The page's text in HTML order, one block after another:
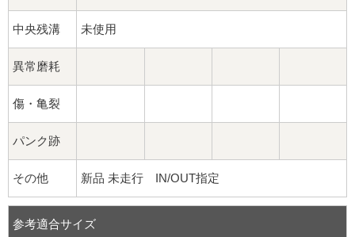
中央残溝 未使用
異常磨耗
傷・亀裂
パンク跡
その他 新品 未走行 IN/OUT指定
参考適合サイズ